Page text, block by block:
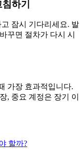
하기
잠시 기다리세요. 발
꾸면 절차가 다시 시
가장 효과적입니다.
, 중요 계정은 장기 이
할까?